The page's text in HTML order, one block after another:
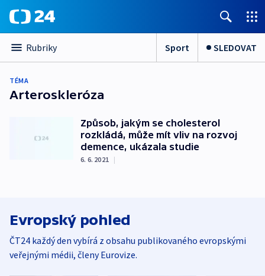
Rubriky Sport SLEDOVAT
TÉMA
Arteroskleróza
Způsob, jakým se cholesterol
rozkládá, může mít vliv na rozvoj
demence, ukázala studie
6. 6. 2021 |
Evropský pohled
ČT24 každý den vybírá z obsahu publikovaného evropskými
veřejnými médii, členy Eurovize.